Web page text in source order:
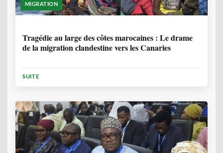
MIGRATION
Tragédie au large des côtes marocaines : Le drame
de la migration clandestine vers les Canaries
SUITE